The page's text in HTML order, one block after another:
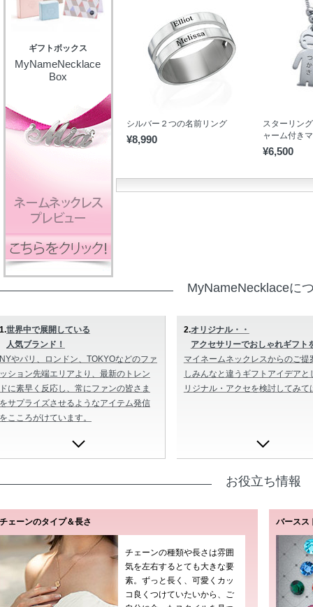
ギフトボックス
MyNameNecklace
Box
シルバー２つの名前リング
¥8,990
スターリン
ャーム付き
¥6,500
MyNameNecklaceに
1.世界中で展開している
人気ブランド！
NYやパリ、ロンドン、TOKYOなどのファ
ッション先端エリアより、最新のトレン
ドに素早く反応し、常にファンの皆さま
をサプライズさせるようなアイテム発信
をこころがけています。
2.オリジナル・・
アクセサリーでおしゃれギフト
マイネームネックレスからのご提
しみんなと違うギフトアイデアと
リジナル・アクセを検討してみて
お役立ち情報
チェーンのタイプ＆長さ
チェーンの種類や長さは雰囲
気を左右するとても大きな要
素。ずっと長く、可愛くカッ
コ良くつけていたいから、ご
バースス